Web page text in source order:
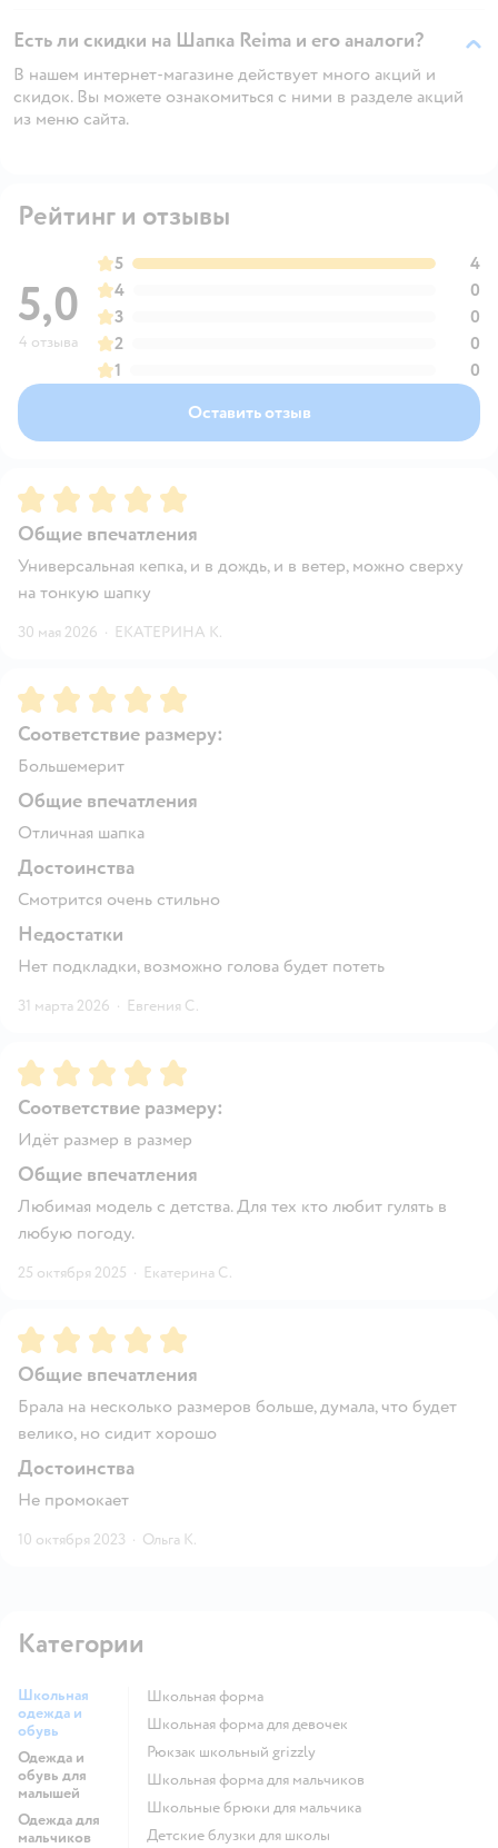
Есть ли скидки на Шапка Reima и его аналоги?
В нашем интернет-магазине действует много акций и
скидок. Вы можете ознакомиться с ними в разделе акций
из меню сайта.
Рейтинг и отзывы
5,0
4 отзыва
5
4
4
0
3
0
2
0
1
0
Оставить отзыв
Рейтинг:5
Общие впечатления
Универсальная кепка, и в дождь, и в ветер, можно сверху
на тонкую шапку
30 мая 2026 · ЕКАТЕРИНА К.
Рейтинг:5
Соответствие размеру:
Большемерит
Общие впечатления
Отличная шапка
Достоинства
Смотрится очень стильно
Недостатки
Нет подкладки, возможно голова будет потеть
31 марта 2026 · Евгения С.
Рейтинг:5
Соответствие размеру:
Идёт размер в размер
Общие впечатления
Любимая модель с детства. Для тех кто любит гулять в
любую погоду.
25 октября 2025 · Екатерина С.
Рейтинг:5
Общие впечатления
Брала на несколько размеров больше, думала, что будет
велико, но сидит хорошо
Достоинства
Не промокает
10 октября 2023 · Ольга К.
Категории
Школьная
одежда и
обувь
Одежда и
обувь для
малышей
Одежда для
мальчиков
Школьная форма
Школьная форма для девочек
Рюкзак школьный grizzly
Школьная форма для мальчиков
Школьные брюки для мальчика
Детские блузки для школы